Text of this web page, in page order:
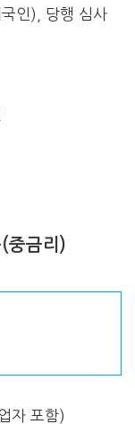
인), 당행 심사
중금리)
자 포함)